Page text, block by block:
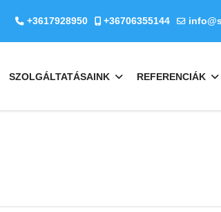
+3617928950 +36706355144
SZOLGÁLTATÁSAINK REFERENCIÁK